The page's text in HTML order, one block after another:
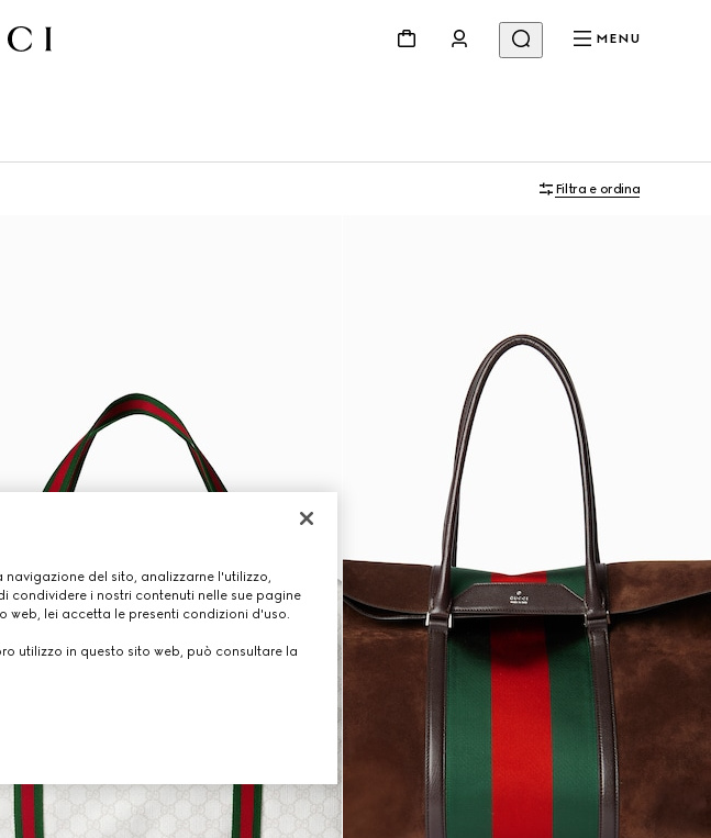
MENU
Filtra e ordina
del sito, analizzarne l'utilizzo,
condividere i nostri contenuti nelle sue pagine
web, lei accetta le presenti condizioni d'uso.
utilizzo in questo sito web, può consultare la